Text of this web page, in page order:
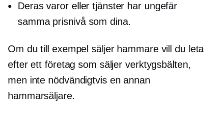
Deras varor eller tjänster har ungefär
samma prisnivå som dina.
Om du till exempel säljer hammare vill du leta
efter ett företag som säljer verktygsbälten,
men inte nödvändigtvis en annan
hammarsäljare.